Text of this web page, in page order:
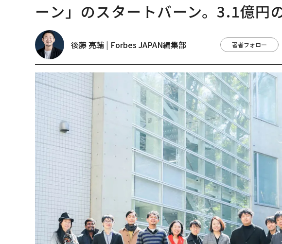
ーン」のスタートバーン。3.1億円
後藤 亮輔 | Forbes JAPAN編集部 著者フォロー